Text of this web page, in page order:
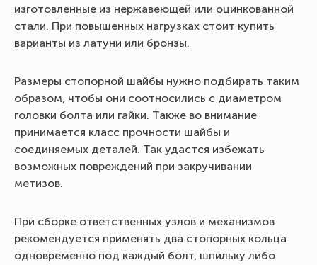
изготовленные из нержавеющей или оцинкованной
стали. При повышенных нагрузках стоит купить
варианты из латуни или бронзы.
Размеры стопорной шайбы нужно подбирать таким
образом, чтобы они соотносились с диаметром
головки болта или гайки. Также во внимание
принимается класс прочности шайбы и
соединяемых деталей. Так удастся избежать
возможных повреждений при закручивании
метизов.
При сборке ответственных узлов и механизмов
рекомендуется применять два стопорных кольца
одновременно под каждый болт, шпильку либо